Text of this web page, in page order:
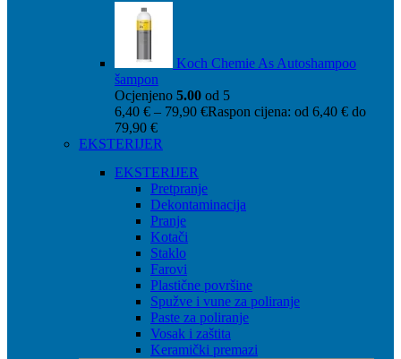
Koch Chemie As Autoshampoo
šampon
Ocjenjeno 5.00 od 5
6,40 € – 79,90 €Raspon cijena: od 6,40 € do
79,90 €
EKSTERIJER
EKSTERIJER
Pretpranje
Dekontaminacija
Pranje
Kotači
Staklo
Farovi
Plastične površine
Spužve i vune za poliranje
Paste za poliranje
Vosak i zaštita
Keramički premazi